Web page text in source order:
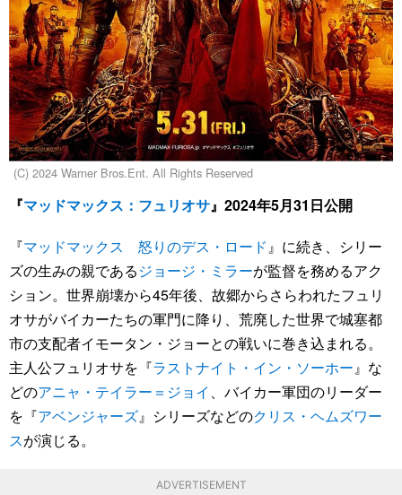
(C) 2024 Warner Bros.Ent. All Rights Reserved
『マッドマックス：フュリオサ』2024年5月31日公開
『マッドマックス 怒りのデス・ロード』に続き、シリー
ズの生みの親であるジョージ・ミラーが監督を務めるアク
ション。世界崩壊から45年後、故郷からさらわれたフュリ
オサがバイカーたちの軍門に降り、荒廃した世界で城塞都
市の支配者イモータン・ジョーとの戦いに巻き込まれる。
主人公フュリオサを『ラストナイト・イン・ソーホー』な
どのアニャ・テイラー＝ジョイ 、バイカー軍団のリーダー
を『アベンジャーズ』シリーズなどのクリス・ヘムズワー
スが演じる。
ADVERTISEMENT